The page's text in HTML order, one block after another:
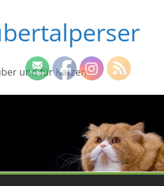
und für Katzen